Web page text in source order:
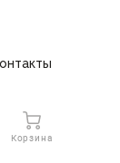
Корзина